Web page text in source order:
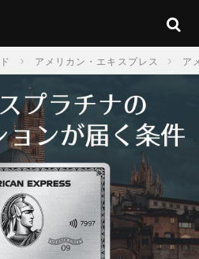
アメリカン・エキスプレス ア